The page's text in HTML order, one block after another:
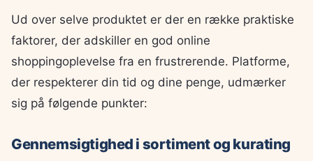
Ud over selve produktet er der en række praktiske
faktorer, der adskiller en god online
shoppingoplevelse fra en frustrerende. Platforme,
der respekterer din tid og dine penge, udmærker
sig på følgende punkter:
Gennemsigtighed i sortiment og kurating